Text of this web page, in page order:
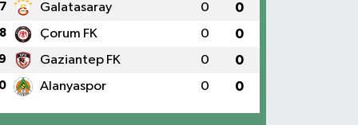
7 Galatasaray 0 0
8 Çorum FK 0 0
Gaziantep FK 0 0
Alanyaspor 0 0